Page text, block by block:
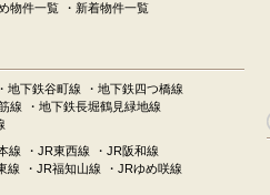
物件一覧 ・新着物件一覧
・地下鉄谷町線
・地下鉄四つ橋線
線
・地下鉄長堀鶴見緑地線
線 ・JR東西線
・JR阪和線
線 ・JR福知山線
・JRゆめ咲線